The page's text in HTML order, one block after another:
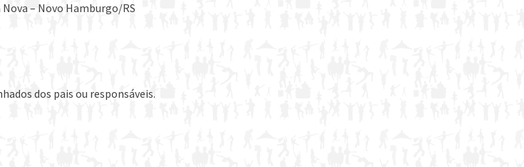
Nova – Novo Hamburgo/RS
dos pais ou responsáveis.